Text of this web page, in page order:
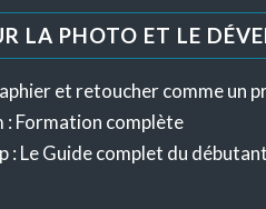
LA PHOTO ET LE
et retoucher comme un
Formation complète
: Le Guide complet du débutant